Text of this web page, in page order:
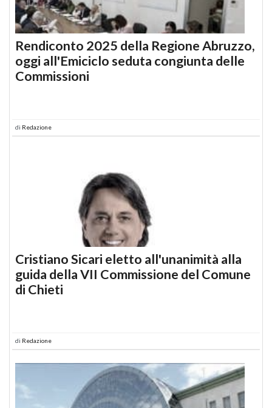
Rendiconto 2025 della Regione Abruzzo,
oggi all'Emiciclo seduta congiunta delle
Commissioni
di Redazione
Cristiano Sicari eletto all'unanimità alla
guida della VII Commissione del Comune
di Chieti
di Redazione